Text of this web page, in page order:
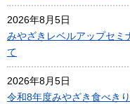
2026年8月5日
みやざきレベルアップセミ
て
2026年8月5日
令和8年度みやざき食べき